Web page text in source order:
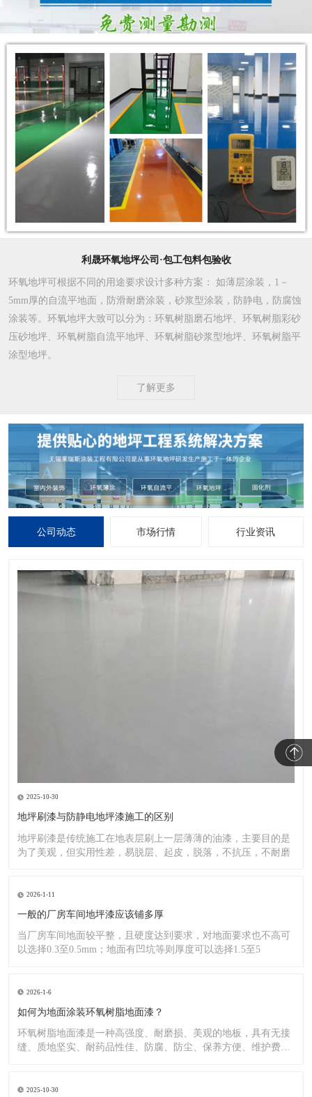
利晟环氧地坪公司·包工包料包验收
环氧地坪可根据不同的用途要求设计多种方案 ： 如薄层涂装，1－
5mm厚的自流平地面，防滑耐磨涂装，砂浆型涂装，防静电，防腐蚀
涂装等。环氧地坪大致可以分为：环氧树脂磨石地坪、环氧树脂彩砂
压砂地坪、环氧树脂自流平地坪、环氧树脂砂浆型地坪、环氧树脂平
涂型地坪。
了解更多
公司动态 市场行情 行业资讯
2025-10-30
地坪刷漆与防静电地坪漆施工的区别
地坪刷漆是传统施工在地表层刷上一层薄薄的油漆，主要目的是
为了美观，但实用性差，易脱层、起皮，脱落，不抗压，不耐磨
2026-1-11
一般的厂房车间地坪漆应该铺多厚
当厂房车间地面较平整，且硬度达到要求，对地面要求也不高可
以选择0.3至0.5mm；地面有凹坑等则厚度可以选择1.5至5
2026-1-6
如何为地面涂装环氧树脂地面漆？
环氧树脂地面漆是一种高强度、耐磨损、美观的地板，具有无接
缝、质地坚实、耐药品性佳、防腐、防尘、保养方便、维护费用
2025-10-30